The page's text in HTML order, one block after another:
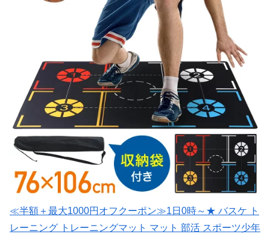
≪半額＋最大1000円オフクーポン≫1日0時～★ バスケ ト
レーニング トレーニングマット マット 部活 スポーツ少年